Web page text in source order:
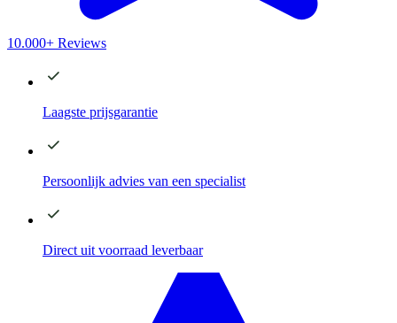
10.000+ Reviews
Laagste prijsgarantie
Persoonlijk advies van een specialist
Direct uit voorraad leverbaar